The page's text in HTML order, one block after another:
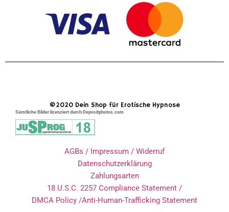
©2020 Dein Shop für Erotische Hypnose
Sämtliche Bilder lizenziert durch Depositphotos.com
AGBs / Impressum / Widerruf
Datenschutzerklärung
Zahlungsarten
18 U.S.C. 2257 Compliance Statement /
DMCA Policy /Anti-Human-Trafficking Statement